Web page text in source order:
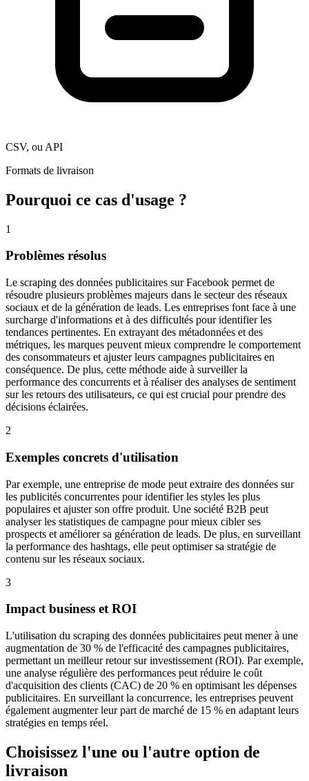
CSV, ou API
Formats de livraison
Pourquoi ce cas d'usage ?
1
Problèmes résolus
Le scraping des données publicitaires sur Facebook permet de
résoudre plusieurs problèmes majeurs dans le secteur des réseaux
sociaux et de la génération de leads. Les entreprises font face à une
surcharge d'informations et à des difficultés pour identifier les
tendances pertinentes. En extrayant des métadonnées et des
métriques, les marques peuvent mieux comprendre le comportement
des consommateurs et ajuster leurs campagnes publicitaires en
conséquence. De plus, cette méthode aide à surveiller la
performance des concurrents et à réaliser des analyses de sentiment
sur les retours des utilisateurs, ce qui est crucial pour prendre des
décisions éclairées.
2
Exemples concrets d'utilisation
Par exemple, une entreprise de mode peut extraire des données sur
les publicités concurrentes pour identifier les styles les plus
populaires et ajuster son offre produit. Une société B2B peut
analyser les statistiques de campagne pour mieux cibler ses
prospects et améliorer sa génération de leads. De plus, en surveillant
la performance des hashtags, elle peut optimiser sa stratégie de
contenu sur les réseaux sociaux.
3
Impact business et ROI
L'utilisation du scraping des données publicitaires peut mener à une
augmentation de 30 % de l'efficacité des campagnes publicitaires,
permettant un meilleur retour sur investissement (ROI). Par exemple,
une analyse régulière des performances peut réduire le coût
d'acquisition des clients (CAC) de 20 % en optimisant les dépenses
publicitaires. En surveillant la concurrence, les entreprises peuvent
également augmenter leur part de marché de 15 % en adaptant leurs
stratégies en temps réel.
Choisissez l'une ou l'autre option de
livraison